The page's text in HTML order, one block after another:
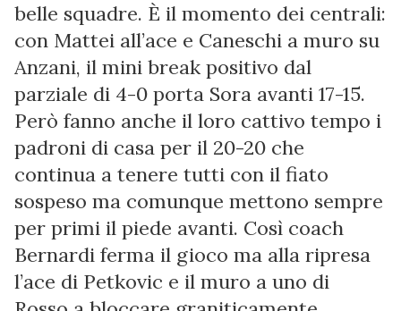
belle squadre. È il momento dei centrali:
con Mattei all’ace e Caneschi a muro su
Anzani, il mini break positivo dal
parziale di 4-0 porta Sora avanti 17-15.
Però fanno anche il loro cattivo tempo i
padroni di casa per il 20-20 che
continua a tenere tutti con il fiato
sospeso ma comunque mettono sempre
per primi il piede avanti. Così coach
Bernardi ferma il gioco ma alla ripresa
l’ace di Petkovic e il muro a uno di